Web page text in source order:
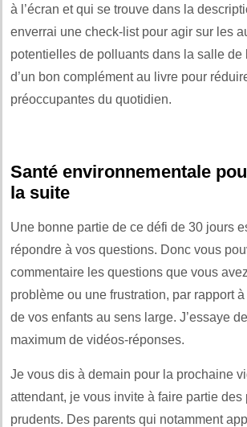
à l’écran et qui se trouve dans la
enverrai une check-list pour agir sur les
potentielles de polluants dans la salle de
d’un bon complément au livre pour
préoccupantes du quotidien.
Santé environnementale
la suite
Une bonne partie de ce défi de 30 jours
répondre à vos questions. Donc vous
commentaire les questions que vous
problème ou une frustration, par rapport
de vos enfants au sens large. J’essaye
maximum de vidéos-réponses.
Je vous dis à demain pour la prochaine
attendant, je vous invite à faire partie des
prudents. Des parents qui notamment